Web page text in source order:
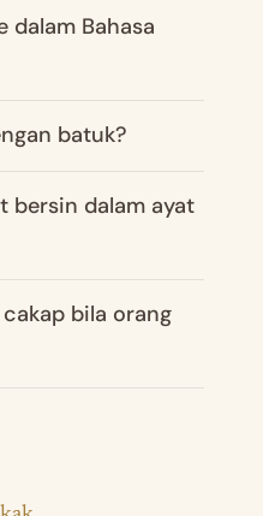
dalam Bahasa
batuk?
bersin dalam ayat
bila orang